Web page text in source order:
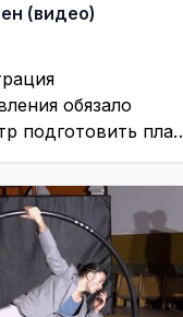
(видео)
обязало
подготовить план
способных
финансово-
деятельность